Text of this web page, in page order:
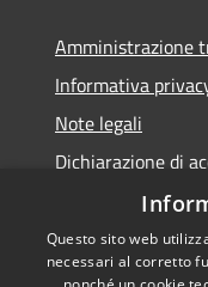
Amministrazione
Informativa
Note legali
Dichiarazione di
Questo sito web
necessari al corretto